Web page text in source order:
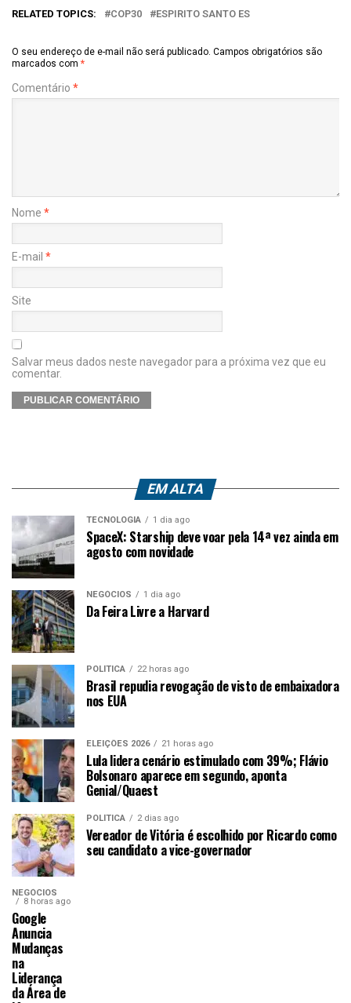
RELATED TOPICS: COP30 ESPIRITO SANTO ES
O seu endereço de e-mail não será publicado. Campos obrigatórios são
marcados com *
Comentário *
Nome *
E-mail *
Site
Salvar meus dados neste navegador para a próxima vez que eu
comentar.
EM ALTA
TECNOLOGIA 1 dia ago
SpaceX: Starship deve voar pela 14ª vez ainda em
agosto com novidade
NEGÓCIOS 1 dia ago
Da Feira Livre a Harvard
POLÍTICA 22 horas ago
Brasil repudia revogação de visto de embaixadora
nos EUA
ELEIÇÕES 2026 21 horas ago
Lula lidera cenário estimulado com 39%; Flávio
Bolsonaro aparece em segundo, aponta
Genial/Quaest
POLÍTICA 2 dias ago
Vereador de Vitória é escolhido por Ricardo como
seu candidato a vice-governador
NEGÓCIOS
8 horas ago
Google
Anuncia
Mudanças
na
Liderança
da Área de